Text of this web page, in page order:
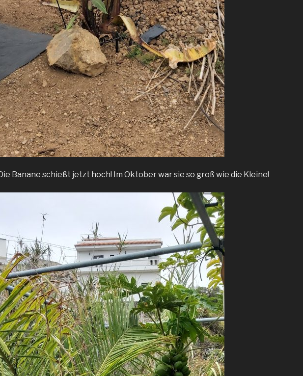
Banane schießt jetzt hoch! Im Oktober war sie so groß wie die Kleine!